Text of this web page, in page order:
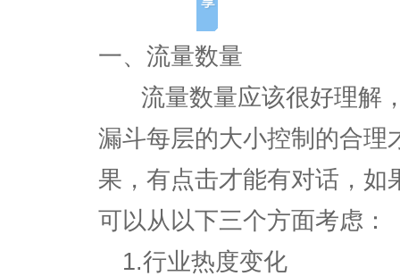
一、流量数量
流量数量应该很好理解
漏斗每层的大小控制的合理
果，有点击才能有对话，如
可以从以下三个方面考虑：
1.行业热度变化